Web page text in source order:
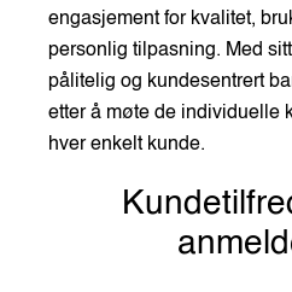
engasjement for kvalitet,
personlig tilpasning. Med
pålitelig og kundesentrert
etter å møte de individuelle
hver enkelt kunde.